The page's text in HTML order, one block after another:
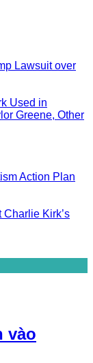
Lawsuit over
Used in
Greene, Other
Action Plan
Kirk’s
vào